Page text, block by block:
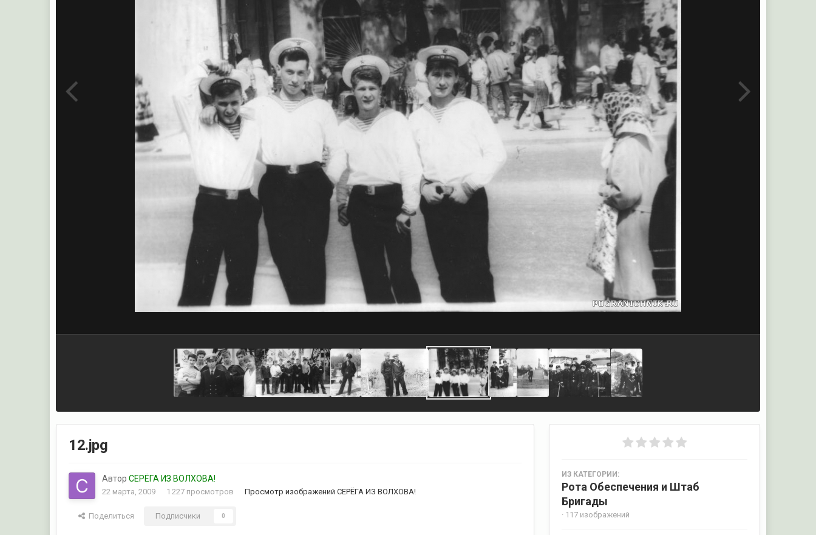
12.jpg
АвторСЕРЁГА ИЗ ВОЛХОВА!
22 марта, 2009 1 227 просмотров Просмотр изображений СЕРЁГА ИЗ ВОЛХОВА!
Поделиться Подписчики 0
ИЗ КАТЕГОРИИ:
Рота Обеспечения и Штаб
Бригады
· 117 изображений